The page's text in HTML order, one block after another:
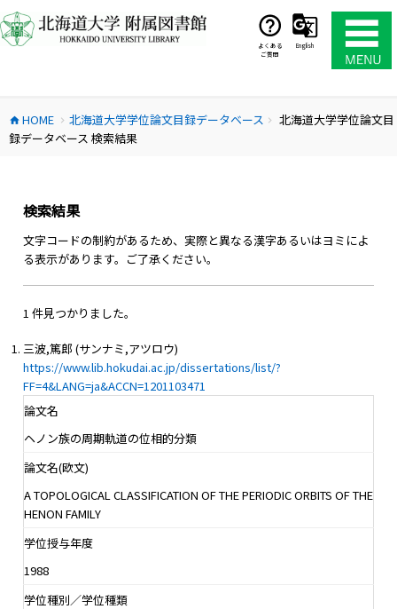
ン
テ
ス
キ
よくある
ご質問
English
home HOME chevron_right 北海道大学学位論文目録データベース chevron_right
北海道大学学位論文目
録データベース 検索結果
検索結果
文字コードの制約があるため、実際と異なる漢字あるいはヨミによ
る表示があります。ご了承ください。
1 件見つかりました。
三波,篤郎 (サンナミ,アツロウ)
https://www.lib.hokudai.ac.jp/dissertations/list/?
FF=4&LANG=ja&ACCN=1201103471
論文名
ヘノン族の周期軌道の位相的分類
論文名(欧文)
A TOPOLOGICAL CLASSIFICATION OF THE PERIODIC ORBITS OF THE
HENON FAMILY
学位授与年度
1988
学位種別／学位種類